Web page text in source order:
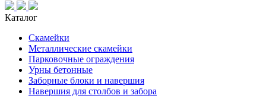
Каталог
Скамейки
Металлические скамейки
Парковочные ограждения
Урны бетонные
Заборные блоки и навершия
Навершия для столбов и забора